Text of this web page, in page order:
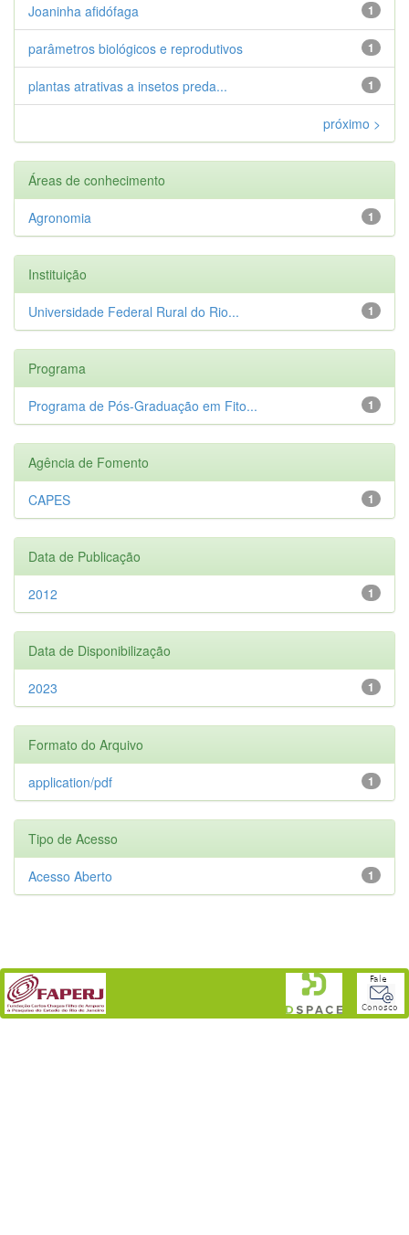
1
Joaninha afidófaga
1
parâmetros biológicos e reprodutivos
1
plantas atrativas a insetos preda...
próximo >
Áreas de conhecimento
1
Agronomia
Instituição
1
Universidade Federal Rural do Rio...
Programa
1
Programa de Pós-Graduação em Fito...
Agência de Fomento
1
CAPES
Data de Publicação
1
2012
Data de Disponibilização
1
2023
Formato do Arquivo
1
application/pdf
Tipo de Acesso
1
Acesso Aberto